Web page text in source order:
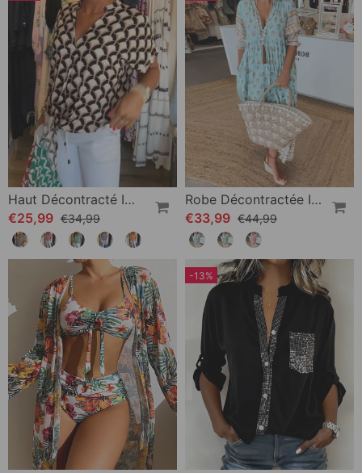
Haut Décontracté Imprimé À Manches Courtes Et Col En V
€25,99 €34,99
Robe Décontractée Imprimée À Col En V Et Demi-Manches
€33,99 €44,99
-13%